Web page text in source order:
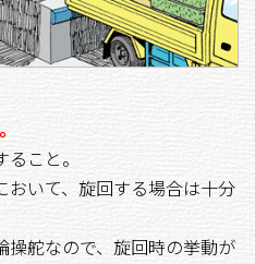
こと。
おいて、旋回する場合は十分
操舵なので、旋回時の挙動が